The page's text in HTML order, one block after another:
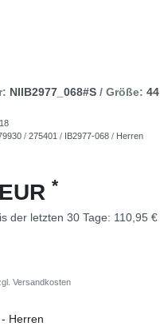
NIIB2977_068#S / Größe: 44
/ 275401 / IB2977-068 / Herren
*
der letzten 30 Tage: 110,95 €
Versandkosten
- Herren